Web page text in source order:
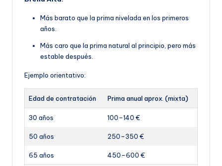
Más barato que la prima nivelada en los primeros
años.
Más caro que la prima natural al principio, pero más
estable después.
Ejemplo orientativo:
Edad de contratación Prima anual aprox. (mixta)
30 años 100–140 €
50 años 250–350 €
65 años 450–600 €